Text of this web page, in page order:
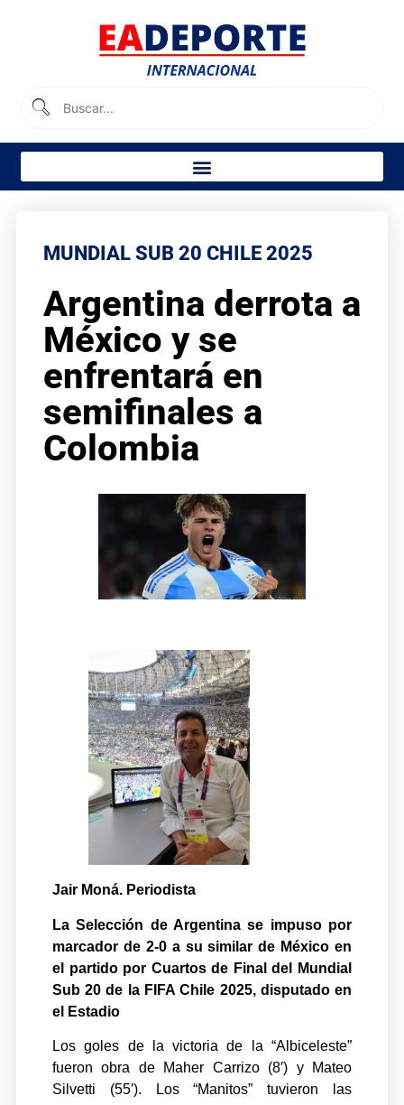
MUNDIAL SUB 20 CHILE 2025
Argentina derrota a
México y se
enfrentará en
semifinales a
Colombia
Jair Moná. Periodista
La Selección de Argentina se impuso por
marcador de 2-0 a su similar de México en
el partido por Cuartos de Final del Mundial
Sub 20 de la FIFA Chile 2025, disputado en
el Estadio
Los goles de la victoria de la “Albiceleste”
fueron obra de Maher Carrizo (8′) y Mateo
Silvetti (55′). Los “Manitos” tuvieron las